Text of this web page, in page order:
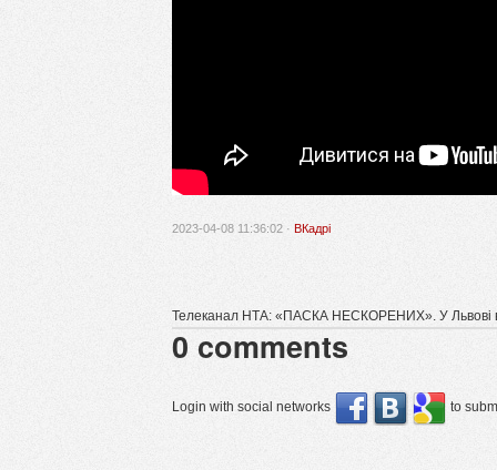
2023-04-08 11:36:02 · ВКадрі
Телеканал НТА: «ПАСКА НЕСКОРЕНИХ». У Львові
0 comments
Login with social networks to